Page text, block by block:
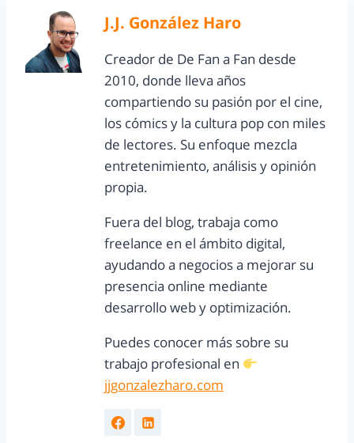
J.J. González Haro
Creador de De Fan a Fan desde
2010, donde lleva años
compartiendo su pasión por el cine,
los cómics y la cultura pop con miles
de lectores. Su enfoque mezcla
entretenimiento, análisis y opinión
propia.
Fuera del blog, trabaja como
freelance en el ámbito digital,
ayudando a negocios a mejorar su
presencia online mediante
desarrollo web y optimización.
Puedes conocer más sobre su
trabajo profesional en
jjgonzalezharo.com